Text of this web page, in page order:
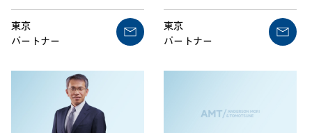
東京
パートナー
東京
パートナー